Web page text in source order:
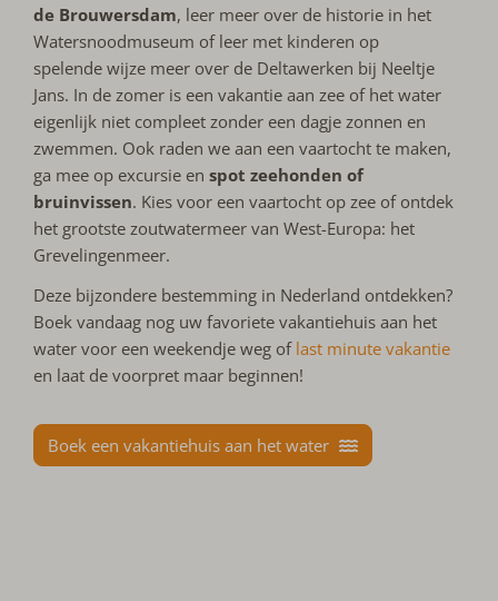
de Brouwersdam, leer meer over de historie in het
Watersnoodmuseum of leer met kinderen op
spelende wijze meer over de Deltawerken bij Neeltje
Jans. In de zomer is een vakantie aan zee of het water
eigenlijk niet compleet zonder een dagje zonnen en
zwemmen. Ook raden we aan een vaartocht te maken,
ga mee op excursie enspot zeehonden of
bruinvissen. Kies voor een vaartocht op zee of ontdek
het grootste zoutwatermeer van West-Europa: het
Grevelingenmeer.
Deze bijzondere bestemming in Nederland ontdekken?
Boek vandaag nog uw favoriete vakantiehuis aan het
water voor een weekendje weg of last minute vakantie
en laat de voorpret maar beginnen!
Boek een vakantiehuis aan het water